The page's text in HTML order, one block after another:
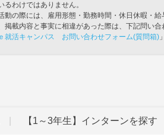
るわけではありません。
動の際には、雇用形態・勤務時間・休日休暇・
掲載内容と事実に相違があった際は、下記問い
就活キャンパス お問い合わせフォーム(質問箱) 」
【1～3年生】インターンを探す